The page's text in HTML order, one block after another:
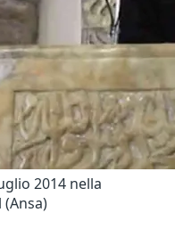
2014 nella